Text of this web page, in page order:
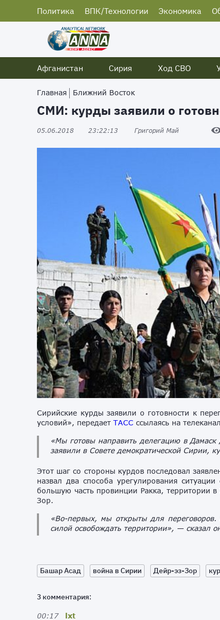
Политика ВПК/Технологии Экономика
Афганистан
Сирия Ход СВО
Главная Ближний Восток
СМИ: курды заявили о
05.06.2018 23:22:13 Григорий Май
Сирийские курды заявили о готовности к
условий», передает ТАСС ссылаясь на
«Мы готовы направить делегацию в
заявили в Совете демократической Сирии,
Этот шаг со стороны курдов последовал
назвал два способа урегулирования
большую часть провинции Ракка, территории
Зор.
«Во-первых, мы открыты для
силой освобождать территории», — сказал
Башар Асад война в Сирии Дейр-эз-Зор
3 комментария:
00:17 lxt